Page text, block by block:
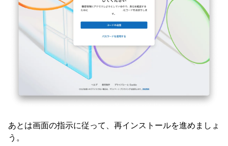
あとは画面の指示に従って、再インストールを進めましょ
う。